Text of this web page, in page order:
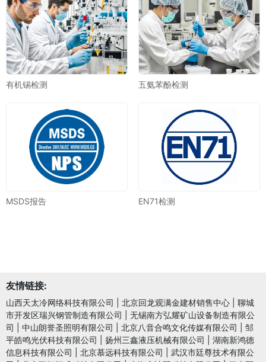
有机锡检测 五氨苯酚检测
MSDS报告 EN71检测
友情链接:
山西天太冷网络科技有限公司 北京回龙观满金建材销售中心
聊城
市开发区瑞兴钢管制造有限公司
无锡南方弘耀矿山设备制造有限公
司
中山朗誉圣照明有限公司 北京八音合鸣文化传媒有限公司
邹
平皓鸣光伏科技有限公司
扬州三鑫液压机械有限公司
湖南新鸿德
信息科技有限公司
北京慕远科技有限公司
武汉市廷尊技术有限公